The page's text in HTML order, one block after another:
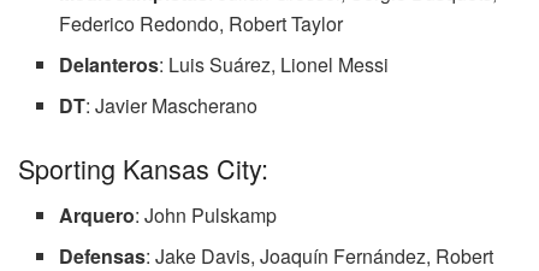
Federico Redondo, Robert Taylor
Delanteros: Luis Suárez, Lionel Messi
DT: Javier Mascherano
Sporting Kansas City:
Arquero: John Pulskamp
Defensas: Jake Davis, Joaquín Fernández, Robert